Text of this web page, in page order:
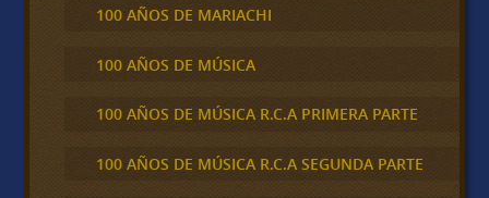
100 AÑOS DE MARIACHI
100 AÑOS DE MÚSICA
100 AÑOS DE MÚSICA R.C.A PRIMERA PARTE
100 AÑOS DE MÚSICA R.C.A SEGUNDA PARTE